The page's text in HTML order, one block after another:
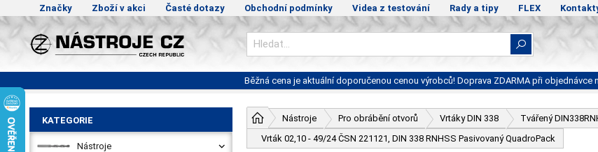
Značky Zboží v akci Časté dotazy Obchodní podmínky Videa z testování Rady a tipy FLEX
Běžná cena je aktuální doporučenou cenou výrobců! Doprava ZDARMA při objednávce
Nástroje Pro obrábění otvorů Vrtáky DIN 338
Tvářený
Vrták 02,10 - 49/24 ČSN 221121, DIN 338 RNHSS Pasivovaný QuadroPack
KATEGORIE
Nástroje